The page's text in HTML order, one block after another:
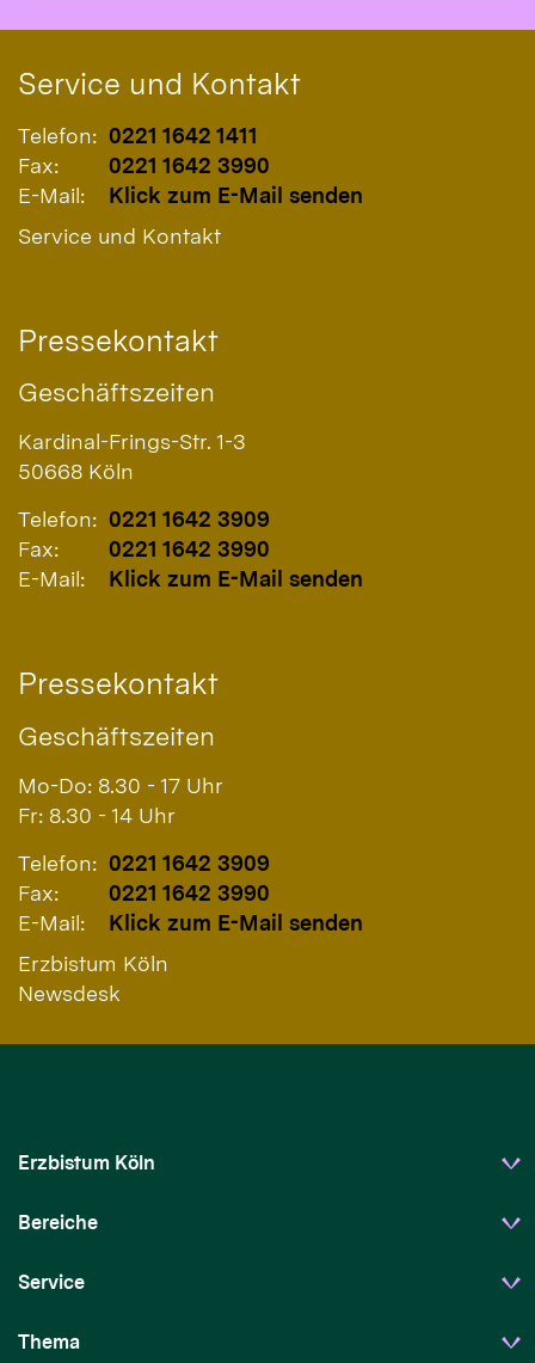
Service und Kontakt
Telefon: 0221 1642 1411
Fax:
0221 1642 3990
E-Mail:
Klick zum E-Mail senden
Service und Kontakt
Pressekontakt
Geschäftszeiten
Kardinal-Frings-Str. 1-3
50668 Köln
Telefon: 0221 1642 3909
Fax:
0221 1642 3990
E-Mail:
Klick zum E-Mail senden
Pressekontakt
Geschäftszeiten
Mo-Do: 8.30 - 17 Uhr
Fr: 8.30 - 14 Uhr
Telefon: 0221 1642 3909
Fax:
0221 1642 3990
E-Mail:
Klick zum E-Mail senden
Erzbistum Köln
Newsdesk
Erzbistum Köln
Bereiche
Service
Thema